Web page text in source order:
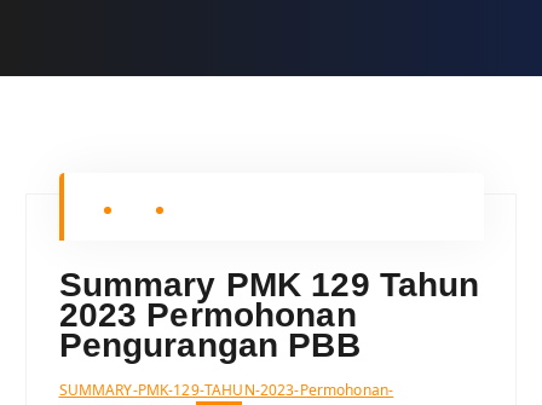
Summary PMK 129 Tahun
2023 Permohonan
Pengurangan PBB
SUMMARY-PMK-129-TAHUN-2023-Permohonan-